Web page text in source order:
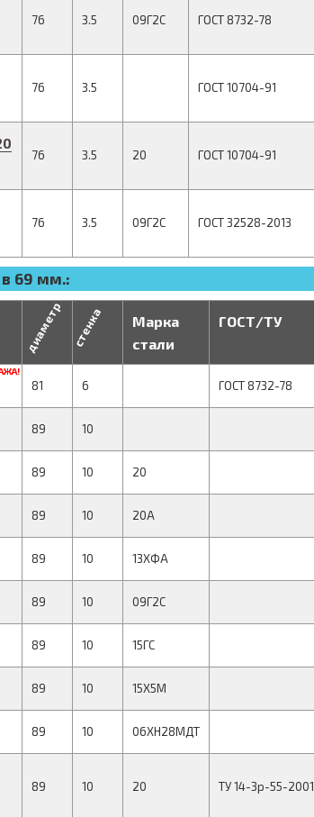
76 3.5 09Г2С ГОСТ 8732-78
76 3.5 ГОСТ 10704-91
76 3.5 20 ГОСТ 10704-91
76 3.5 09Г2С ГОСТ 32528-2013
69 мм.:
диаметр стенка
Марка
стали
ГОСТ/ТУ
81 6 ГОСТ 8732-78
89 10
89 10 20
89 10 20А
89 10 13ХФА
89 10 09Г2С
89 10 15ГС
89 10 15Х5М
89 10 06ХН28МДТ
89 10 20 ТУ 14-3р-55-2001